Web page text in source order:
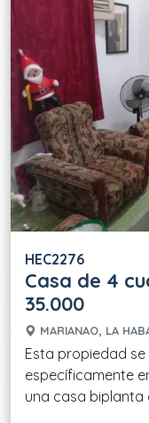
HEC2276
Casa de 4
35.000
MARIANAO, LA
Esta propiedad
específicamente
una casa biplanta